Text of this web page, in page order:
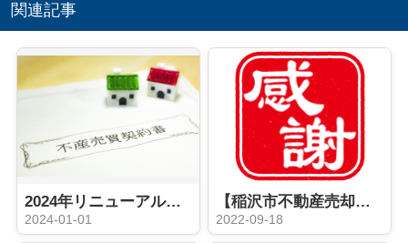
関連記事
2024年リニューアル｜親族間売買の注意点！！
2024-01-01
【稲沢市不動産売却】稲沢市平和町西光坊土地 ご成約ありがとうございました！！
2022-09-18